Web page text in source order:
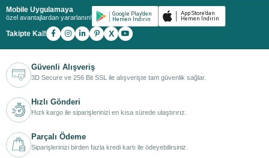
Mobile Uygulamaya
özel avantajlardan yararlanın!
Takipte Kal! X
Güvenli Alışveriş
3D Secure ve 256 Bit SSL ile alışverişte tam güvenlik sağlar.
Hızlı Gönderi
Hızlı kargo ile siparişlerinizi en kısa sürede ulaştırırız.
Parçalı Ödeme
Siparişlerinizi birden fazla kredi kartı ile ödeyebilirsiniz.